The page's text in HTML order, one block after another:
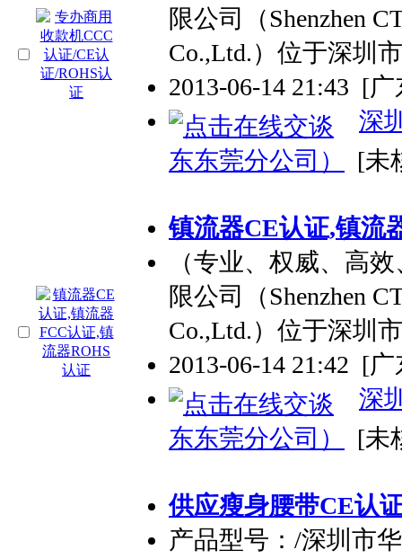
限公司（Shenzhen
Co.,Ltd.）位于深圳
2013-06-14 21:43 [广
深
东东莞分公司）
[未
镇流器CE认证,镇流
（专业、权威、高
限公司（Shenzhen
Co.,Ltd.）位于深圳
2013-06-14 21:42 [广
深
东东莞分公司）
[未
供应瘦身腰带CE认
产品型号：/深圳市